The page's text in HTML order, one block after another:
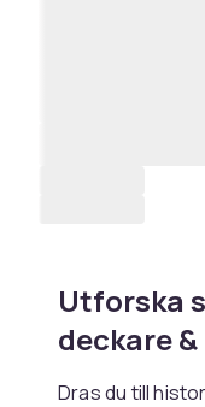
Utforska
deckare
Dras du till